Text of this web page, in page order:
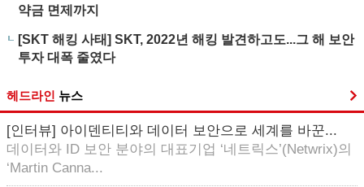
약금 면제까지
[SKT 해킹 사태] SKT, 2022년 해킹 발견하고도...그 해 보안
투자 대폭 줄였다
헤드라인 뉴스
[인터뷰] 아이덴티티와 데이터 보안으로 세계를 바꾼...
데이터와 ID 보안 분야의 대표기업 ‘네트릭스’(Netwrix)의
‘Martin Canna...